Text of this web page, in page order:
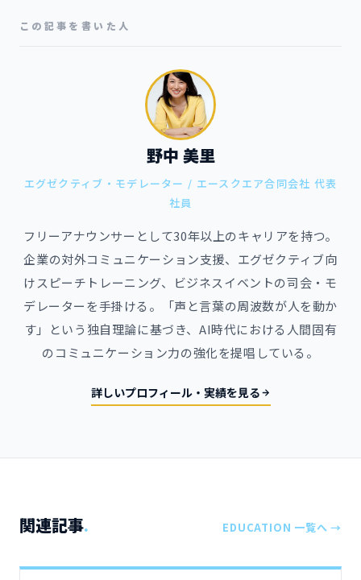
この記事を書いた人
野中 美里
エグゼクティブ・モデレーター / エースクエア合同会社 代表
社員
フリーアナウンサーとして30年以上のキャリアを持つ。
企業の対外コミュニケーション支援、エグゼクティブ向
けスピーチトレーニング、ビジネスイベントの司会・モ
デレーターを手掛ける。「声と言葉の周波数が人を動か
す」という独自理論に基づき、AI時代における人間固有
のコミュニケーション力の強化を提唱している。
詳しいプロフィール・実績を見る
関連記事. EDUCATION 一覧へ →